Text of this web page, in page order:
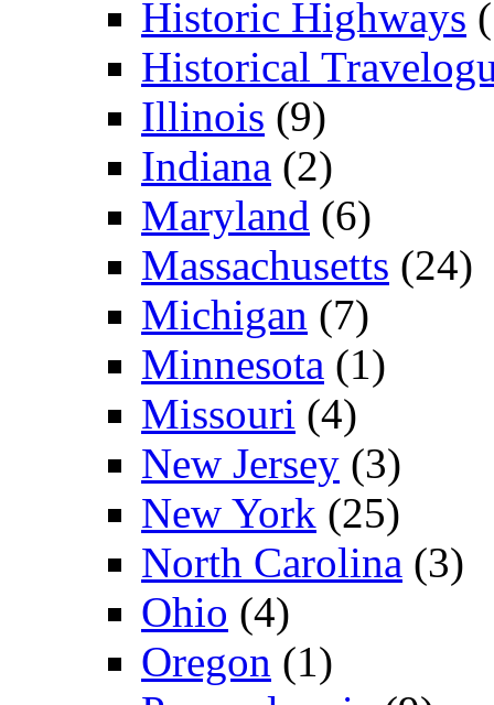
Historic Highways
Historical
Illinois (9)
Indiana (2)
Maryland (6)
Massachusetts (24)
Michigan (7)
Minnesota (1)
Missouri (4)
New Jersey (3)
New York (25)
North Carolina (3)
Ohio (4)
Oregon (1)